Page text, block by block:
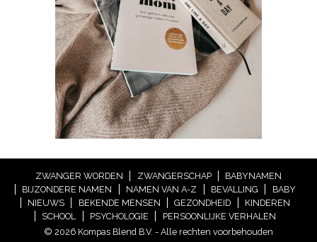
ZWANGER WORDEN ZWANGERSCHAP
BABYNAMEN
BIJZONDERE NAMEN
NAMEN VAN A-Z BEVALLING
BABY
NIEUWS
BEKENDE MENSEN GEZONDHEID
KINDEREN
SCHOOL
PSYCHOLOGIE
PERSOONLIJKE VERHALEN
© 2026 Kompas Blend B.V. - Alle rechten voorbehouden